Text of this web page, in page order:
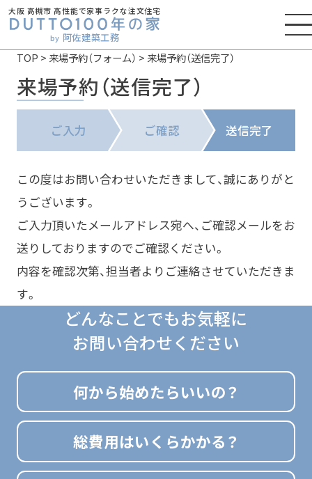
大阪 高槻市 高性能で家事ラクな注文住宅
by 阿佐建築工務
TOP > 来場予約（フォーム） > 来場予約（送信完了）
来場予約（送信完了）
ご入力 ご確認 送信完了
この度はお問い合わせいただきまして、誠にありがと
うございます。
ご入力頂いたメールアドレス宛へ、ご確認メールをお
送りしておりますのでご確認ください。
内容を確認次第、担当者よりご連絡させていただきま
す。
どんなことでもお気軽に
お問い合わせください
何から始めたらいいの？
総費用はいくらかかる？